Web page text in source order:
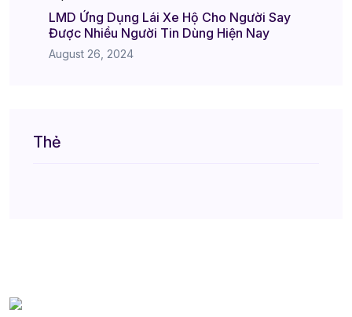
LMD Ứng Dụng Lái Xe Hộ Cho Người Say
Được Nhiều Người Tin Dùng Hiện Nay
August 26, 2024
Thẻ